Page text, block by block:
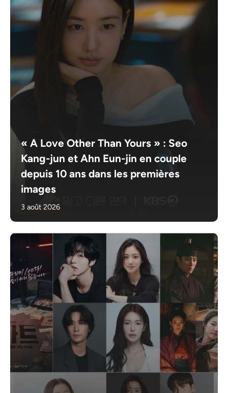
« A Love Other Than Yours » : Seo
Kang-jun et Ahn Eun-jin en couple
depuis 10 ans dans les premières
images
3 août 2026